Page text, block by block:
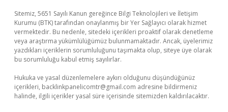
Sitemiz, 5651 Sayılı Kanun gereğince Bilgi Teknolojileri ve İletişim
Kurumu (BTK) tarafından onaylanmış bir Yer Sağlayıcı olarak hizmet
vermektedir. Bu nedenle, sitedeki içerikleri proaktif olarak denetleme
veya araştırma yükümlülüğümüz bulunmamaktadır. Ancak, üyelerimiz
yazdıkları içeriklerin sorumluluğunu taşımakta olup, siteye üye olarak
bu sorumluluğu kabul etmiş sayılırlar.
Hukuka ve yasal düzenlemelere aykırı olduğunu düşündüğünüz
içerikleri, backlinkpanelicomtr@gmail.com adresine bildirmeniz
halinde, ilgili içerikler yasal süre içerisinde sitemizden kaldırılacaktır.